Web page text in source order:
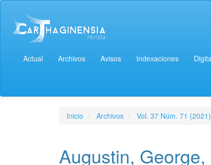
Actual Archivos Avisos Indexaciones
Inicio Archivos Vol. 37 Núm. 71
Augustin,